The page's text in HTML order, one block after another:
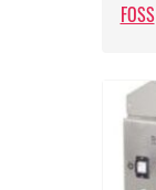
FOSS